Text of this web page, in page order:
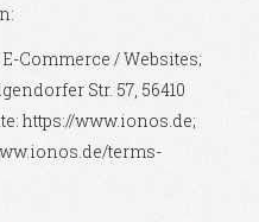
Commerce / Websites;
Str. 57, 56410
https://www.ionos.de;
terms-